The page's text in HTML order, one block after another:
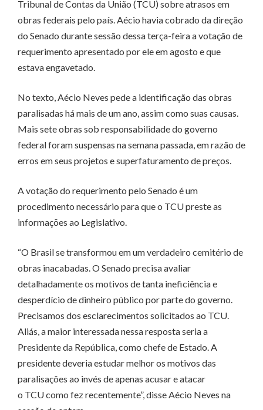
Tribunal de Contas da União (TCU) sobre atrasos em
obras federais pelo país. Aécio havia cobrado da direção
do Senado durante sessão dessa terça-feira a votação de
requerimento apresentado por ele em agosto e que
estava engavetado.
No texto, Aécio Neves pede a identificação das obras
paralisadas há mais de um ano, assim como suas causas.
Mais sete obras sob responsabilidade do governo
federal foram suspensas na semana passada, em razão de
erros em seus projetos e superfaturamento de preços.
A votação do requerimento pelo Senado é um
procedimento necessário para que o TCU preste as
informações ao Legislativo.
“O Brasil se transformou em um verdadeiro cemitério de
obras inacabadas. O Senado precisa avaliar
detalhadamente os motivos de tanta ineficiência e
desperdício de dinheiro público por parte do governo.
Precisamos dos esclarecimentos solicitados ao TCU.
Aliás, a maior interessada nessa resposta seria a
Presidente da República, como chefe de Estado. A
presidente deveria estudar melhor os motivos das
paralisações ao invés de apenas acusar e atacar
o TCU como fez recentemente”, disse Aécio Neves na